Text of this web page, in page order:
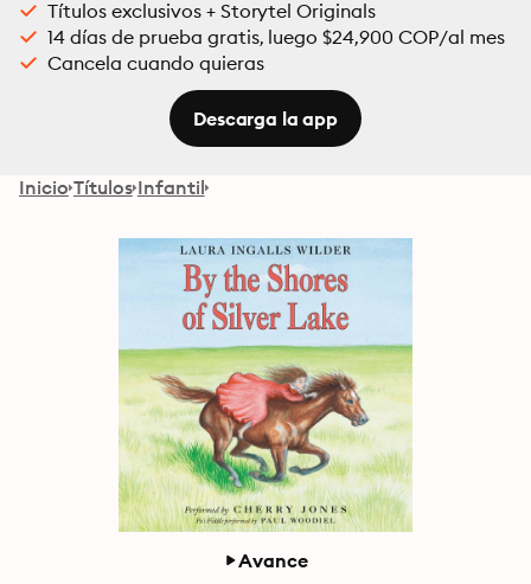
Títulos exclusivos + Storytel Originals
14 días de prueba gratis, luego $24,900 COP/al mes
Cancela cuando quieras
Descarga la app
Inicio Títulos Infantil
Avance